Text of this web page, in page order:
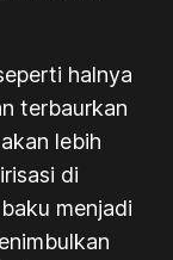
halnya
terbaurkan
lebih
di
menjadi